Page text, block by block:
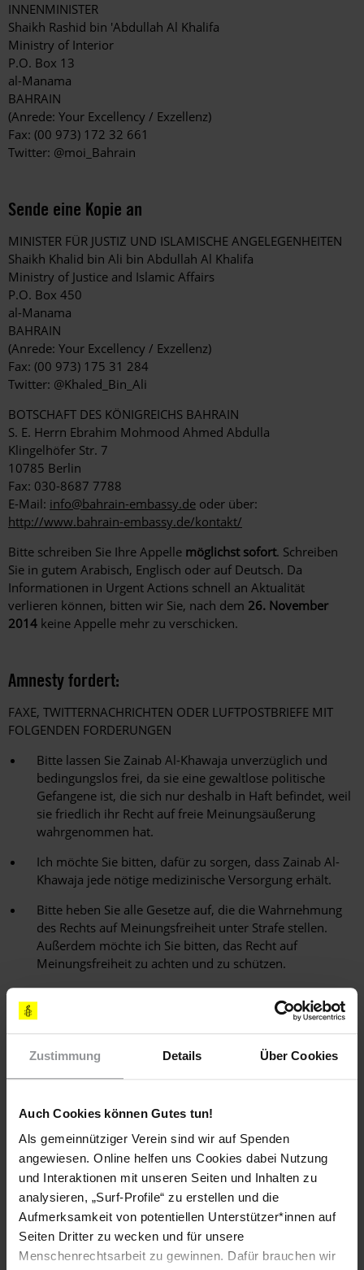
Zustimmung Details Über Cookies
Auch Cookies können Gutes tun!
Als gemeinnütziger Verein sind wir auf Spenden
angewiesen. Online helfen uns Cookies dabei Nutzung
und Interaktionen mit unseren Seiten und Inhalten zu
analysieren, „Surf-Profile“ zu erstellen und die
Aufmerksamkeit von potentiellen Unterstützer*innen auf
Seiten Dritter zu wecken und für unsere
Menschenrechtsarbeit zu gewinnen. Dafür brauchen wir
INNENMINISTER
Shaikh Rashid bin 'Abdullah Al Khalifa
Ministry of Interior
P.O. Box 13
al-Manama
BAHRAIN
(Anrede: Your Excellency / Exzellenz)
Fax: (00 973) 172 32 661
Twitter: @moi_Bahrain
Sende eine Kopie an
MINISTER FÜR JUSTIZ UND ISLAMISCHE ANGELEGENHEITEN
Shaikh Khalid bin Ali bin Abdullah Al Khalifa
Ministry of Justice and Islamic Affairs
P.O. Box 450
al-Manama
BAHRAIN
(Anrede: Your Excellency / Exzellenz)
Fax: (00 973) 175 31 284
Twitter: @Khaled_Bin_Ali
BOTSCHAFT DES KÖNIGREICHS BAHRAIN
S. E. Herrn Ebrahim Mohmood Ahmed Abdulla
Klingelhöfer Str. 7
10785 Berlin
Fax: 030-8687 7788
E-Mail: info@bahrain-embassy.de oder über:
http://www.bahrain-embassy.de/kontakt/
Bitte schreiben Sie Ihre Appelle möglichst sofort. Schreiben
Sie in gutem Arabisch, Englisch oder auf Deutsch. Da
Informationen in Urgent Actions schnell an Aktualität
verlieren können, bitten wir Sie, nach dem 26. November
2014 keine Appelle mehr zu verschicken.
Amnesty fordert:
FAXE, TWITTERNACHRICHTEN ODER LUFTPOSTBRIEFE MIT
FOLGENDEN FORDERUNGEN
Bitte lassen Sie Zainab Al-Khawaja unverzüglich und
bedingungslos frei, da sie eine gewaltlose politische
Gefangene ist, die sich nur deshalb in Haft befindet, weil
sie friedlich ihr Recht auf freie Meinungsäußerung
wahrgenommen hat.
Ich möchte Sie bitten, dafür zu sorgen, dass Zainab Al-
Khawaja jede nötige medizinische Versorgung erhält.
Bitte heben Sie alle Gesetze auf, die die Wahrnehmung
des Rechts auf Meinungsfreiheit unter Strafe stellen.
Außerdem möchte ich Sie bitten, das Recht auf
Meinungsfreiheit zu achten und zu schützen.
PLEASE WRITE IMMEDIATELY
Urging the authorities to release Zainab Al-Khawaja
immediately and unconditionally, as she is a prisoner of
Urging them to ensure that she receives any medical
attention she may require.
Urging them to repeal all legislation that criminalizes the
rights to freedom of expression and respect and protect
the rights to freedom of expression.